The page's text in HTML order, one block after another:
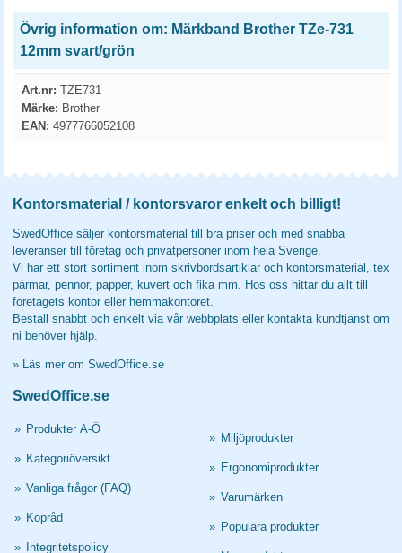
Övrig information om: Märkband Brother TZe-731
12mm svart/grön
Art.nr: TZE731
Märke: Brother
EAN: 4977766052108
Kontorsmaterial / kontorsvaror enkelt och billigt!
SwedOffice säljer kontorsmaterial till bra priser och med snabba
leveranser till företag och privatpersoner inom hela Sverige.
Vi har ett stort sortiment inom skrivbordsartiklar och kontorsmaterial, tex
pärmar, pennor, papper, kuvert och fika mm. Hos oss hittar du allt till
företagets kontor eller hemmakontoret.
Beställ snabbt och enkelt via vår webbplats eller kontakta kundtjänst om
ni behöver hjälp.
» Läs mer om SwedOffice.se
SwedOffice.se
» Produkter A-Ö
» Kategoriöversikt
» Vanliga frågor (FAQ)
» Köpråd
» Integritetspolicy
» Miljöprodukter
» Ergonomiprodukter
» Varumärken
» Populära produkter